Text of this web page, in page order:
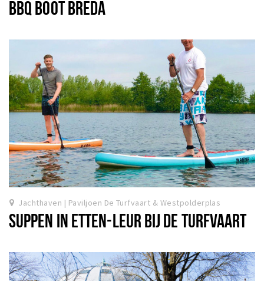
BBQ BOOT BREDA
Jachthaven | Paviljoen De Turfvaart & Westpolderplas
SUPPEN IN ETTEN-LEUR BIJ DE TURFVAART